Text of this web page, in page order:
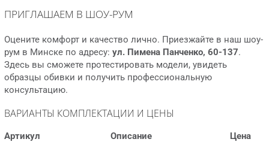
ПРИГЛАШАЕМ В ШОУ-РУМ
Оцените комфорт и качество лично. Приезжайте в наш шоу-
рум в Минске по адресу: ул. Пимена Панченко, 60-137.
Здесь вы сможете протестировать модели, увидеть
образцы обивки и получить профессиональную
консультацию.
ВАРИАНТЫ КОМПЛЕКТАЦИИ И ЦЕНЫ
Артикул Описание Цена